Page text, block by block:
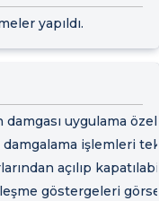
yapıldı.
damgası uygulama
işlemleri
açılıp
göstergeleri